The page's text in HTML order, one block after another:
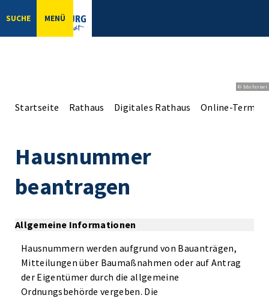
SUCHE MENÜ
© bbsferrari
Startseite Rathaus Digitales Rathaus Online-
Hausnummer
beantragen
Allgemeine Informationen
Hausnummern werden aufgrund von Bauanträgen,
Mitteilungen über Baumaßnahmen oder auf Antrag
der Eigentümer durch die allgemeine
Ordnungsbehörde vergeben. Die